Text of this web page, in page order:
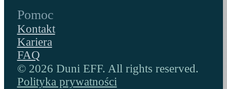
Pomoc
Kontakt
Kariera
FAQ
© 2026 Duni EFF. All rights reserved.
Polityka prywatności